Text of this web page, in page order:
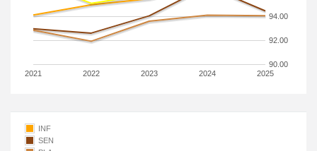
2021 2022 2023 2024 2025
90.00
92.00
94.00
INF
SEN